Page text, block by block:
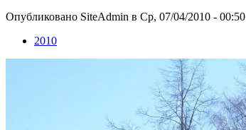
Опубликовано SiteAdmin в Ср, 07/04/2010 - 00:50
2010